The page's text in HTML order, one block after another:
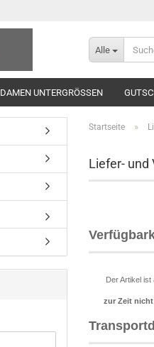
Alle
DAMEN UNTERGRÖSSEN
Startseite »
Liefer- und
Der Artikel
zur Zeit